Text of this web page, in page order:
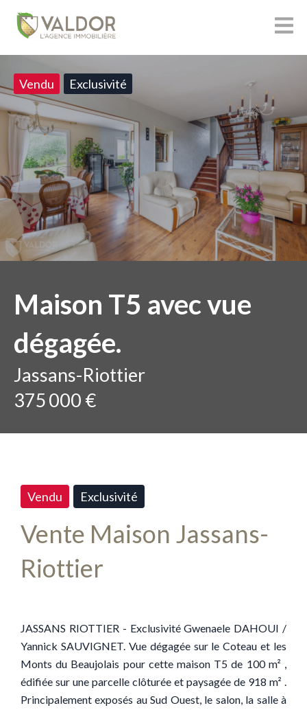
Vendu Exclusivité
Maison T5 avec vue
dégagée.
Jassans-Riottier
375 000 €
Vendu Exclusivité
Vente Maison Jassans-
Riottier
JASSANS RIOTTIER - Exclusivité Gwenaele DAHOUI /
Yannick SAUVIGNET. Vue dégagée sur le Coteau et les
Monts du Beaujolais pour cette maison T5 de 100 m² ,
édifiée sur une parcelle clôturée et paysagée de 918 m² .
Principalement exposés au Sud Ouest, le salon, la salle à